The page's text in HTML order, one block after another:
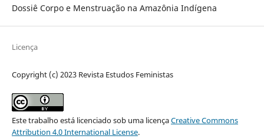
Dossiê Corpo e Menstruação na Amazônia Indígena
Licença
Copyright (c) 2023 Revista Estudos Feministas
Este trabalho está licenciado sob uma licençaCreative Commons
Attribution 4.0 International License.